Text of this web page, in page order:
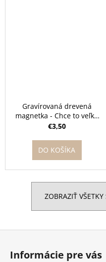
Gravírovaná drevená
magnetka - Chce to veľké
srdce učiť malé deti
€3,50
DO KOŠÍKA
ZOBRAZIŤ
Z
Informácie pre vás